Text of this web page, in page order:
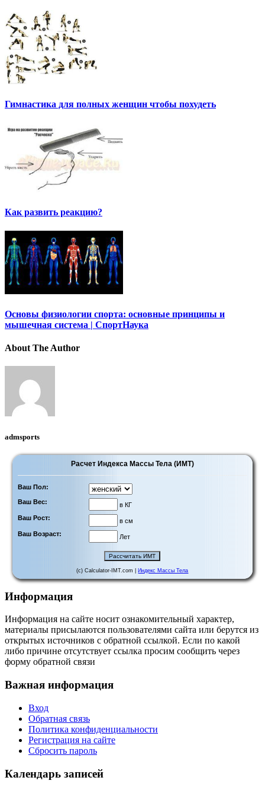
Гимнастика для полных женщин чтобы похудеть
Как развить реакцию?
Основы физиологии спорта: основные принципы и
мышечная система | СпортНаука
About The Author
admsports
Расчет Индекса Массы Тела (ИМТ)
Ваш Пол:
Ваш Вес:
в КГ
Ваш Рост:
в см
Ваш Возраст:
Лет
(c) Calculator-IMT.com | Индекс Массы Тела
Информация
Информация на сайте носит ознакомительный характер,
материалы присылаются пользователями сайта или берутся из
открытых источников с обратной ссылкой. Если по какой
либо причине отсутствует ссылка просим сообщить через
форму обратной связи
Важная информация
Вход
Обратная связь
Политика конфиденциальности
Регистрация на сайте
Сбросить пароль
Календарь записей